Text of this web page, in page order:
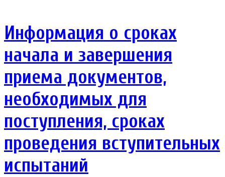
Информация о сроках
начала и завершения
приема документов,
необходимых для
поступления, сроках
проведения вступительных
испытаний